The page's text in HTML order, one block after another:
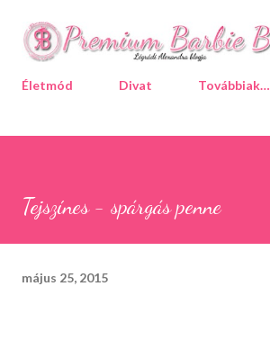
Életmód Divat Továbbiak…
Tejszínes - spárgás penne
május 25, 2015